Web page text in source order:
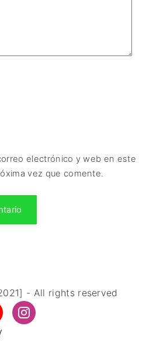
electrónico y web en este
vez que comente.
- All rights reserved